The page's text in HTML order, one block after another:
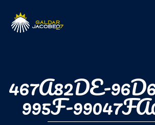
467A82DE-
995F-